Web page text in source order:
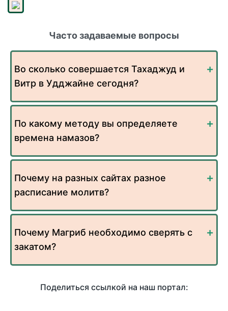
Часто задаваемые вопросы
Во сколько совершается Тахаджуд и
Витр в Удджайне сегодня?
По какому методу вы определяете
времена намазов?
Почему на разных сайтах разное
расписание молитв?
Почему Магриб необходимо сверять с
закатом?
Поделиться ссылкой на наш портал: